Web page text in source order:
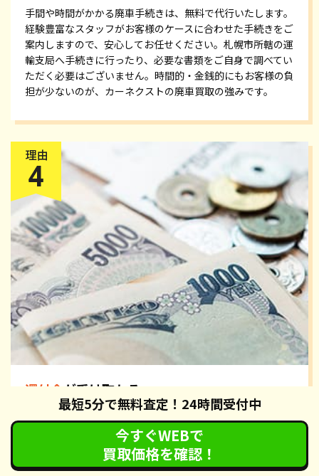
手間や時間がかかる廃車手続きは、無料で代行いたします。
経験豊富なスタッフがお客様のケースに合わせた手続きをご
案内しますので、安心してお任せください。札幌市所轄の運
輸支局へ手続きに行ったり、必要な書類をご自身で調べてい
ただく必要はございません。時間的・金銭的にもお客様の負
担が少ないのが、カーネクストの廃車買取の強みです。
還付金が受け取れる
カーネクストの廃車手続きでは、自動車税の還付手続きも無
料で対応させていただいております。手続き完了後、約2ヶ
月で各都道府県の税務署から還付通知が届きます。還付通
知・身分証明書・認印を指定された金融機関へお持ちいただ
最短5分で無料査定！24時間受付中
今すぐWEBで
買取価格を確認！